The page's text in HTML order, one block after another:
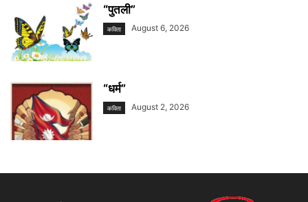
“पुतली”
कविता August 6, 2026
“धर्म”
कविता August 2, 2026